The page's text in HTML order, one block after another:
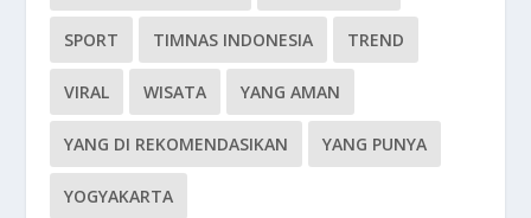
SPORT TIMNAS INDONESIA TREND
VIRAL WISATA YANG AMAN
YANG DI REKOMENDASIKAN YANG PUNYA
YOGYAKARTA